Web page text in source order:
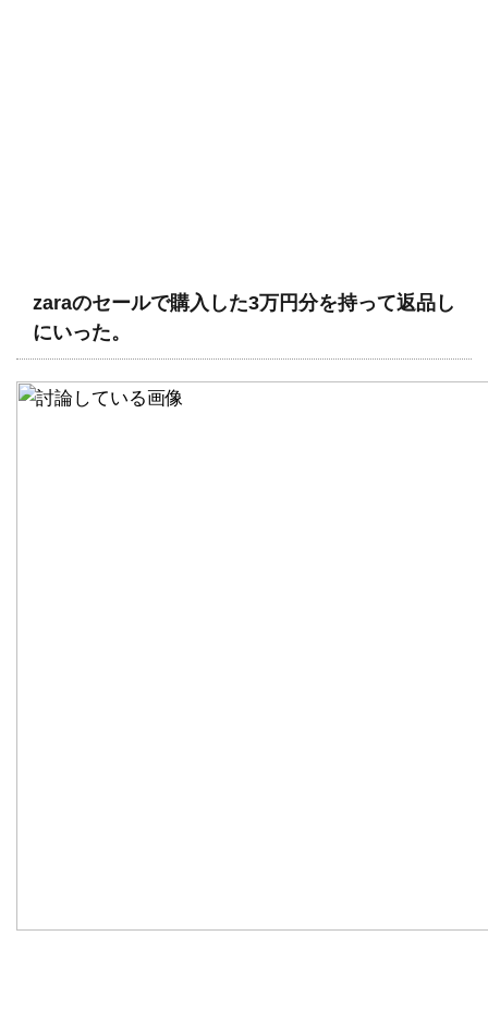
zaraのセールで購入した3万円分を持って返品し
にいった。